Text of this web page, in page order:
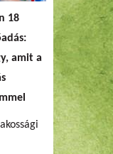
18
amit a